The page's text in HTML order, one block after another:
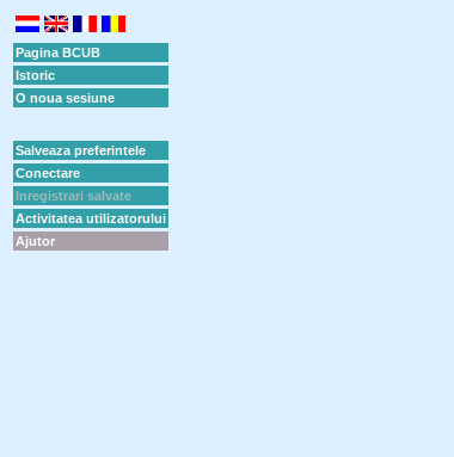
Pagina BCUB
Istoric
O noua sesiune
Salveaza preferintele
Conectare
Inregistrari salvate
Activitatea utilizatorului
Ajutor